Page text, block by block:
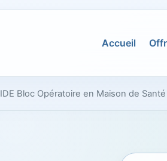
Accueil
IDE Bloc Opératoire en Maison de